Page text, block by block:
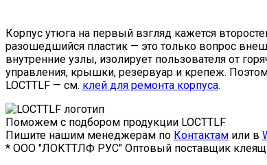
Корпус утюга на первый взгляд кажется
разошедшийся пластик — это только вопрос
внутренние узлы, изолирует пользователя от
управления, крышки, резервуар и крепеж.
LOCTTLF — см. клей для ремонта корпуса.
Поможем с подбором продукции LOCTTLF
Пишите нашим менеджерам по Контактам или в
* ООО "ЛОКТТЛФ РУС" Оптовый поставщик